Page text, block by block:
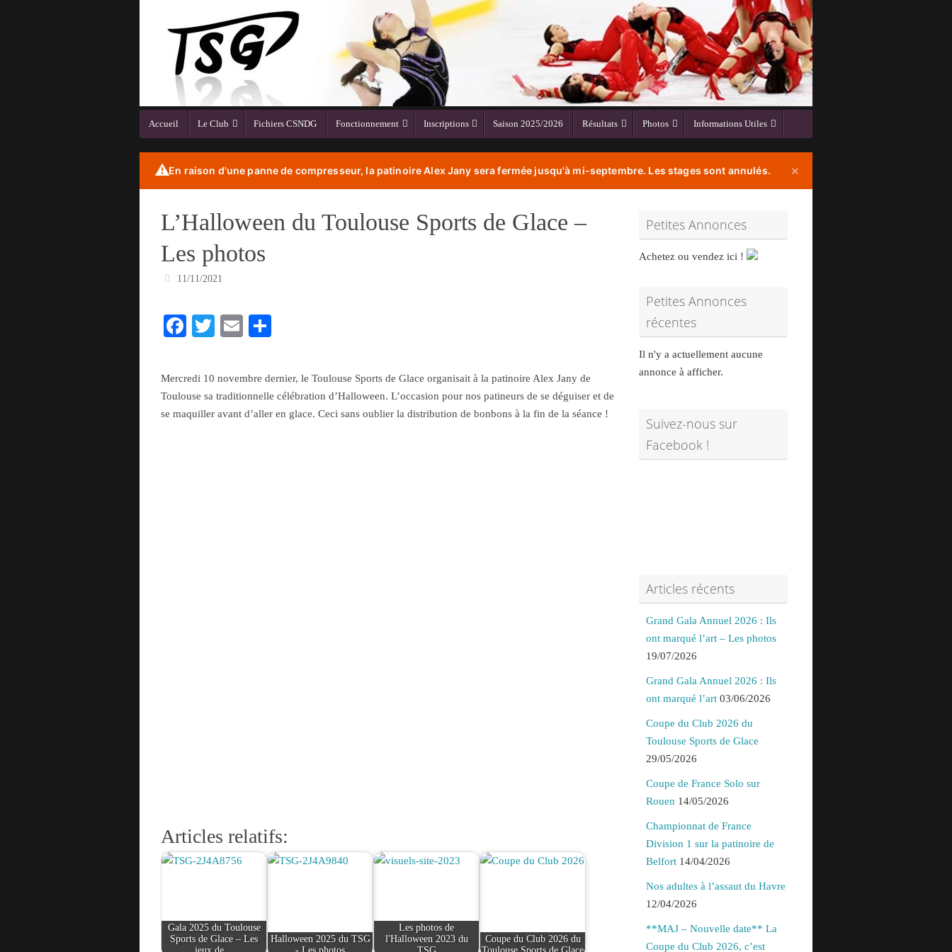
Accueil Le Club Fichiers CSNDG Fonctionnement Inscriptions Saison 2025/2026 Résultats Photos Informations Utiles
⚠️En raison d'une panne de compresseur, la patinoire Alex Jany sera fermée jusqu'à mi-septembre. Les stages sont annulés. ✕
L’Halloween du Toulouse Sports de Glace –
Les photos
11/11/2021
Fa
bo
ok
T
tte
r
E
ail ag
er
Mercredi 10 novembre dernier, le Toulouse Sports de Glace organisait à la patinoire Alex Jany de
Toulouse sa traditionnelle célébration d’Halloween. L’occasion pour nos patineurs de se déguiser et de
se maquiller avant d’aller en glace. Ceci sans oublier la distribution de bonbons à la fin de la séance !
Articles relatifs:
Gala 2025 du Toulouse
Sports de Glace – Les
Halloween 2025 du TSG
Les photos de
l'Halloween 2023 du
Coupe du Club 2026 du
Petites Annonces
Achetez ou vendez ici !
Petites Annonces
récentes
Il n'y a actuellement aucune
annonce à afficher.
Suivez-nous sur
Facebook !
Articles récents
Grand Gala Annuel 2026 : Ils
ont marqué l’art – Les photos
19/07/2026
Grand Gala Annuel 2026 : Ils
ont marqué l’art 03/06/2026
Coupe du Club 2026 du
Toulouse Sports de Glace
29/05/2026
Coupe de France Solo sur
Rouen 14/05/2026
Championnat de France
Division 1 sur la patinoire de
Belfort 14/04/2026
Nos adultes à l’assaut du Havre
12/04/2026
**MAJ – Nouvelle date** La
Coupe du Club 2026, c’est